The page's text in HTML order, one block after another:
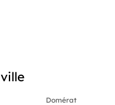
Domérat